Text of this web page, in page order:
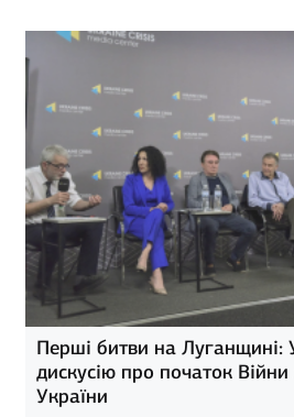
Перші битви на Луганщині:
дискусію про початок
України